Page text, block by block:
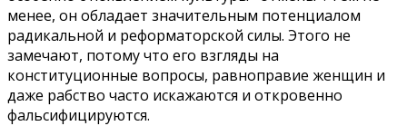
менее, он обладает значительным потенциалом
радикальной и реформаторской силы. Этого не
замечают, потому что его взгляды на
конституционные вопросы, равноправие женщин и
даже рабство часто искажаются и откровенно
фальсифицируются.